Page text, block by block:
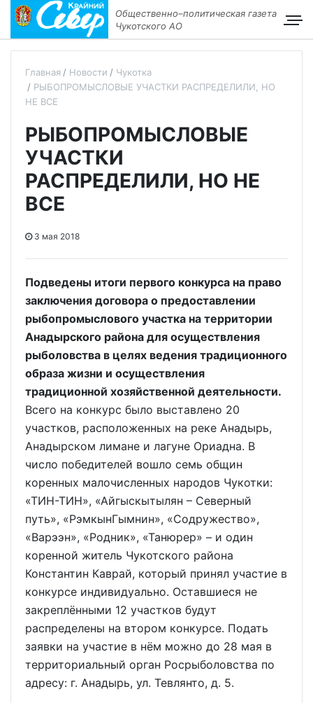
Общественно–политическая газета
Чукотского АО
Главная Новости
Чукотка
РЫБОПРОМЫСЛОВЫЕ УЧАСТКИ РАСПРЕДЕЛИЛИ, НО
НЕ ВСЕ
РЫБОПРОМЫСЛОВЫЕ
УЧАСТКИ
РАСПРЕДЕЛИЛИ, НО НЕ
ВСЕ
3 мая 2018
Подведены итоги первого конкурса на право
заключения договора о предоставлении
рыбопромыслового участка на территории
Анадырского района для осуществления
рыболовства в целях ведения традиционного
образа жизни и осуществления
традиционной хозяйственной деятельности.
Всего на конкурс было выставлено 20
участков, расположенных на реке Анадырь,
Анадырском лимане и лагуне Ориадна. В
число победителей вошло семь общин
коренных малочисленных народов Чукотки:
«ТИН-ТИН», «Айгыскытылян – Северный
путь», «РэмкынГымнин», «Содружество»,
«Варээн», «Родник», «Танюрер» – и один
коренной житель Чукотского района
Константин Каврай, который принял участие в
конкурсе индивидуально. Оставшиеся не
закреплёнными 12 участков будут
распределены на втором конкурсе. Подать
заявки на участие в нём можно до 28 мая в
территориальный орган Росрыболовства по
адресу: г. Анадырь, ул. Тевлянто, д. 5.